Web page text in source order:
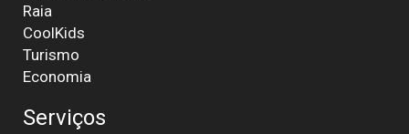
Raia
CoolKids
Turismo
Economia
Serviços